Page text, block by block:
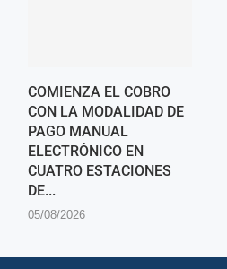
COMIENZA EL COBRO
CON LA MODALIDAD DE
PAGO MANUAL
ELECTRÓNICO EN
CUATRO ESTACIONES
DE...
05/08/2026